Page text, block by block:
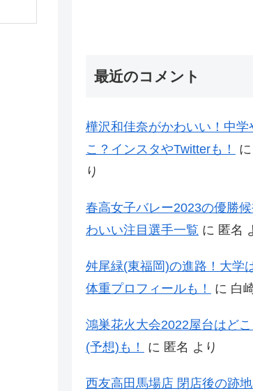
最近のコメント
樺沢和佳奈がかわいい！中学
こ？インスタやTwitterも！
に
り
春高女子バレー2023の優勝
わいい注目選手一覧 に 匿名
舛尾緑(東福岡)の進路！大学
体重プロフィールも！
に 白
鴻巣花火大会2022屋台はど
(予想)も！
に 匿名 より
西友高田馬場店 閉店後の跡